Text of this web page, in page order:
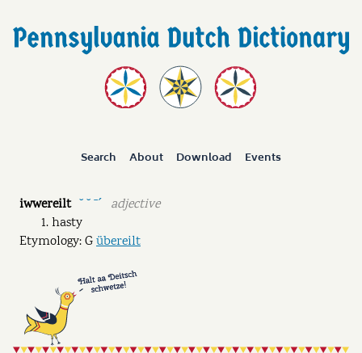
Search About Download Events
iwwereilt ˘ ˘ ˉˊ
adjective
hasty
Etymology: Gübereilt